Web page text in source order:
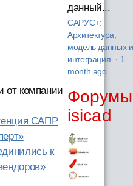
от компании
САПР
к
данный...
САРУС+:
Архитектура,
модель данных и
интеграция · 1
month ago
Форумы
isicad